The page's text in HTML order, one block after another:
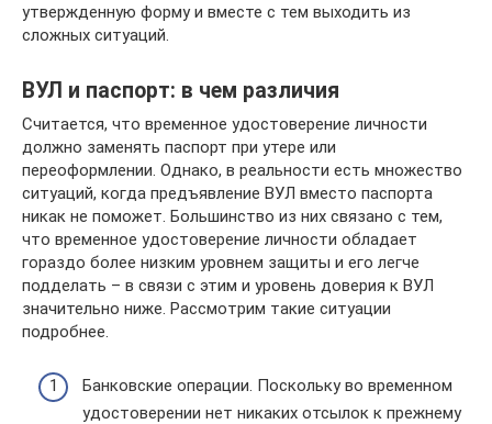
утвержденную форму и вместе с тем выходить из
сложных ситуаций.
ВУЛ и паспорт: в чем различия
Считается, что временное удостоверение личности
должно заменять паспорт при утере или
переоформлении. Однако, в реальности есть множество
ситуаций, когда предъявление ВУЛ вместо паспорта
никак не поможет. Большинство из них связано с тем,
что временное удостоверение личности обладает
гораздо более низким уровнем защиты и его легче
подделать – в связи с этим и уровень доверия к ВУЛ
значительно ниже. Рассмотрим такие ситуации
подробнее.
Банковские операции. Поскольку во временном
удостоверении нет никаких отсылок к прежнему